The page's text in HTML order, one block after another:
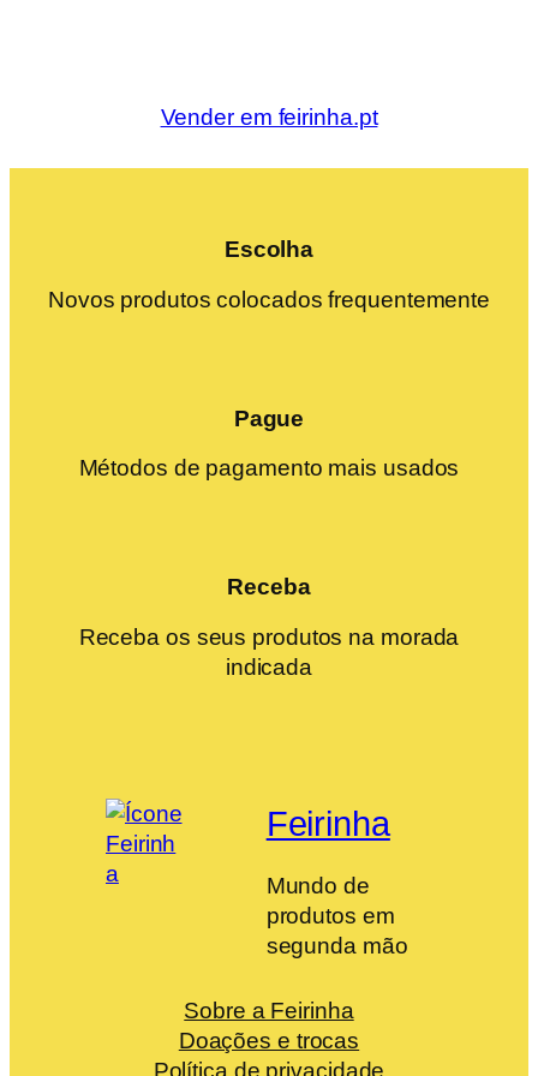
Vender em feirinha.pt
Escolha
Novos produtos colocados frequentemente
Pague
Métodos de pagamento mais usados
Receba
Receba os seus produtos na morada
indicada
Feirinha
Mundo de
produtos em
segunda mão
Sobre a Feirinha
Doações e trocas
Política de privacidade